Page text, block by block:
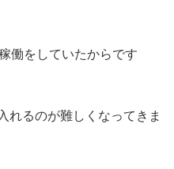
働をしていたからです
れるのが難しくなってきま